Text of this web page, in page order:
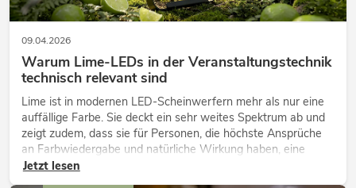
09.04.2026
Warum Lime-LEDs in der Veranstaltungstechnik
technisch relevant sind
Lime ist in modernen LED-Scheinwerfern mehr als nur eine
auffällige Farbe. Sie deckt ein sehr weites Spektrum ab und
zeigt zudem, dass sie für Personen, die höchste Ansprüche
an Farbwiedergabe und natürliche Wirkung haben, eine
technisch wichtige Ergänzung ist.
Jetzt lesen